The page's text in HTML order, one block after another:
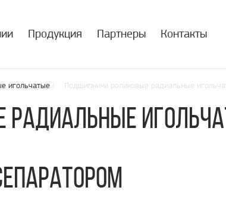
Продукция Партнеры Контакты
игольчатые / Подшипники роликовые радиальные